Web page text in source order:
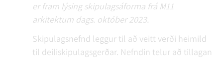
er fram lýsing skipulagsáforma frá M11
arkitektum dags. október 2023.
Skipulagsnefnd leggur til að veitt verði heimild
til deiliskipulagsgerðar. Nefndin telur að tillagan